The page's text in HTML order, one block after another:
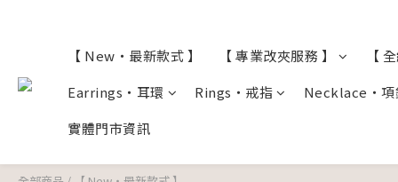
【 New・最新款式 】 【 專業改夾服務 】
【
Earrings・耳環
Rings・戒指
Necklace・項
實體門市資訊